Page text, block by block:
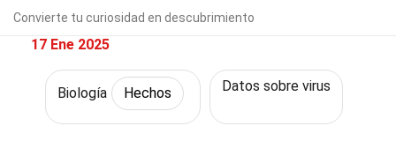
Convierte tu curiosidad en descubrimiento
Ainsworth
Modified & Updated:
17 Ene 2025
Biología Hechos Datos sobre virus